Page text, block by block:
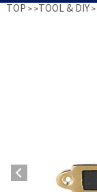
TOP >TOOL & DIY